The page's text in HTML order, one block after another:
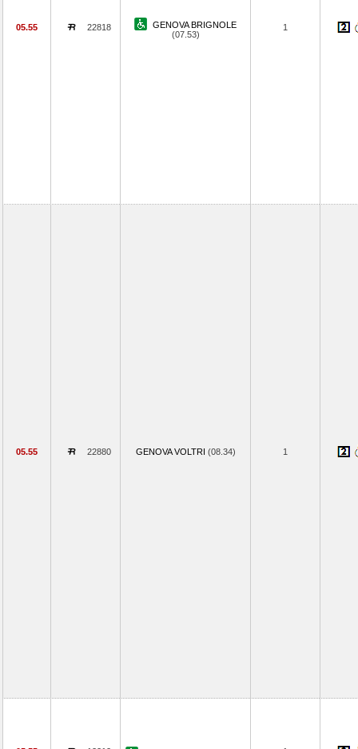
05.55 22818
GENOVA BRIGNOLE
(07.53)
1
05.55 22880 GENOVA VOLTRI (08.34) 1